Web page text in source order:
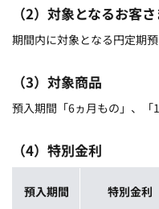
（2）対象となるお客さ
期間内に対象となる円定期
（3）対象商品
預入期間「6ヵ月もの」、「
（4）特別金利
預入期間 特別金利